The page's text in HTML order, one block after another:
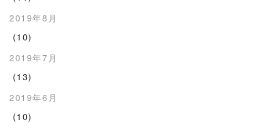
2019年8月
(10)
2019年7月
(13)
2019年6月
(10)